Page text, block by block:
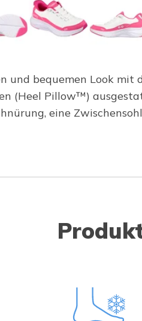
und bequemen Look mit
(Heel Pillow™)
eine